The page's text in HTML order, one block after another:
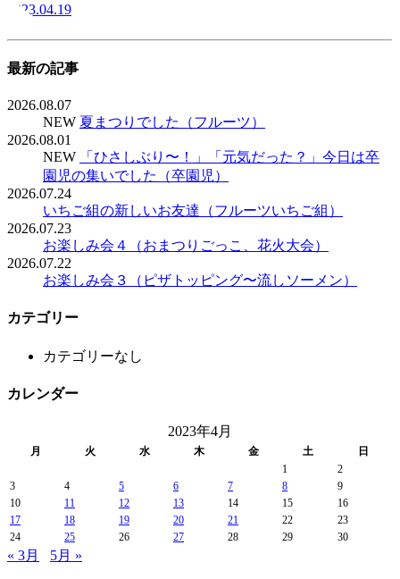
2023.04.19
最新の記事
2026.08.07
NEW 夏まつりでした（フルーツ）
2026.08.01
NEW
「ひさしぶり〜！」「元気だった？」今日は卒
園児の集いでした（卒園児）
2026.07.24
いちご組の新しいお友達（フルーツいちご組）
2026.07.23
お楽しみ会４（おまつりごっこ、花火大会）
2026.07.22
お楽しみ会３（ピザトッピング〜流しソーメン）
カテゴリー
カテゴリーなし
カレンダー
2023年4月
月 火 水 木 金 土
日
1
2
3
4 5 6 7 8
9
10
11 12 13 14 15
16
17
18 19 20 21 22
23
24
25 26 27 28 29 30
« 3月 5月 »